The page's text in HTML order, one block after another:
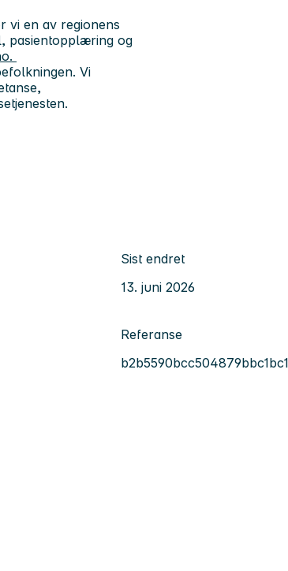
vi en av regionens
pasientopplæring og
Vi
Sist endret
13. juni 2026
Referanse